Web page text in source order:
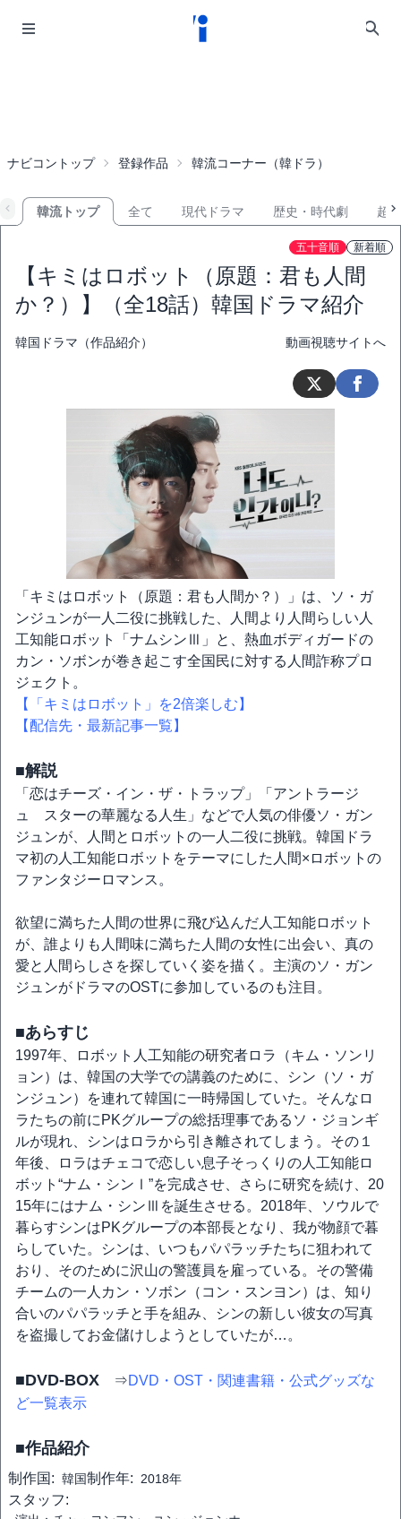
ナビコントップ 登録作品 韓流コーナー（韓ドラ）
韓流トップ 全て 現代ドラマ 歴史・時代劇 超
五十音順 新着順
【キミはロボット（原題：君も人間
か？）】（全18話）韓国ドラマ紹介
韓国ドラマ（作品紹介） 動画視聴サイトへ
「キミはロボット（原題：君も人間か？）」は、ソ・ガ
ンジュンが一人二役に挑戦した、人間より人間らしい人
工知能ロボット「ナムシンⅢ」と、熱血ボディガードの
カン・ソボンが巻き起こす全国民に対する人間詐称プロ
ジェクト。
【「キミはロボット」を2倍楽しむ】
【配信先・最新記事一覧】
■解説
「恋はチーズ・イン・ザ・トラップ」「アントラージ
ュ スターの華麗なる人生」などで人気の俳優ソ・ガン
ジュンが、人間とロボットの一人二役に挑戦。韓国ドラ
マ初の人工知能ロボットをテーマにした人間×ロボットの
ファンタジーロマンス。
欲望に満ちた人間の世界に飛び込んだ人工知能ロボット
が、誰よりも人間味に満ちた人間の女性に出会い、真の
愛と人間らしさを探していく姿を描く。主演のソ・ガン
ジュンがドラマのOSTに参加しているのも注目。
■あらすじ
1997年、ロボット人工知能の研究者ロラ（キム・ソンリ
ョン）は、韓国の大学での講義のために、シン（ソ・ガ
ンジュン）を連れて韓国に一時帰国していた。そんなロ
ラたちの前にPKグループの総括理事であるソ・ジョンギ
ルが現れ、シンはロラから引き離されてしまう。その１
年後、ロラはチェコで恋しい息子そっくりの人工知能ロ
ボット“ナム・シンⅠ”を完成させ、さらに研究を続け、20
15年にはナム・シンⅢを誕生させる。2018年、ソウルで
暮らすシンはPKグループの本部長となり、我が物顔で暮
らしていた。シンは、いつもパパラッチたちに狙われて
おり、そのために沢山の警護員を雇っている。その警備
チームの一人カン・ソボン（コン・スンヨン）は、知り
合いのパパラッチと手を組み、シンの新しい彼女の写真
を盗撮してお金儲けしようとしていたが…。
■DVD-BOX ⇒DVD・OST・関連書籍・公式グッズな
ど一覧表示
■作品紹介
制作国: 韓国制作年: 2018年
スタッフ: